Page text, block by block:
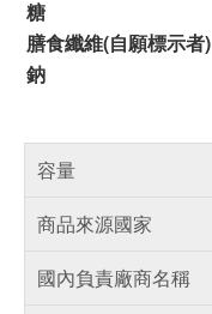
糖
膳食纖維(自願標示者)
鈉
容量
商品來源國家
國內負責廠商名稱